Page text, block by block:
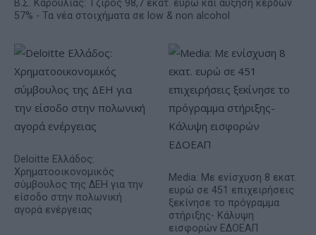
Β.Σ. Καρούλιας: Τζίρος 98,7 εκατ. ευρώ και αύξηση κερδών
57% - Τα νέα στοιχήματα σε low & non alcohol
Deloitte Ελλάδος:
Χρηματοοικονομικός
σύμβουλος της ΔΕΗ για την
είσοδο στην πολωνική
αγορά ενέργειας
Media: Με ενίσχυση 8 εκατ.
ευρώ σε 451 επιχειρήσεις
ξεκίνησε το πρόγραμμα
στήριξης- Κάλυψη
εισφορών ΕΔΟΕΑΠ